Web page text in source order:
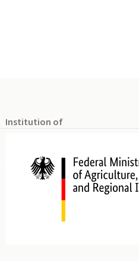
Institution of